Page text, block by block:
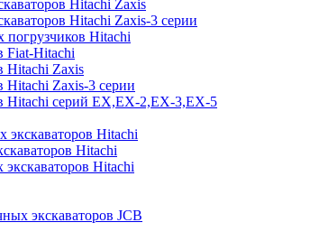
Hitachi Zaxis
Hitachi Zaxis-3 серии
Hitachi
Fiat-Hitachi
Hitachi Zaxis
Hitachi Zaxis-3 серии
Hitachi серий EX,EX-2,EX-3,EX-5
экскаваторов Hitachi
Hitachi
экскаваторов Hitachi
экскаваторов JCB